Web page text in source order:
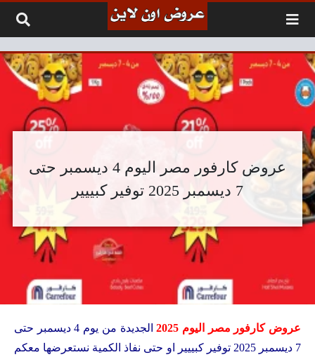
عروض كارفور مصر اليوم 4 ديسمبر حتى
7 ديسمبر 2025 توفير كبييير
عروض كارفور مصر اليوم 2025
الجديدة من يوم 4 ديسمبر حتى
7 ديسمبر 2025 توفير كبييير او حتى نفاذ الكمية نستعرضها معكم